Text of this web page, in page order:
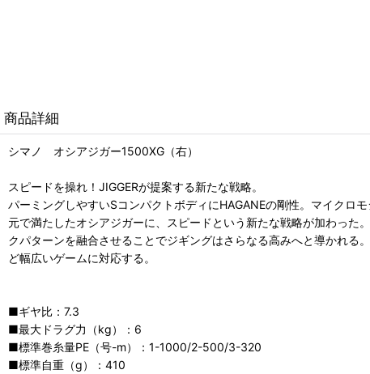
商品詳細
シマノ オシアジガー1500XG（右）
スピードを操れ！JIGGERが提案する新たな戦略。
パーミングしやすいSコンパクトボディにHAGANEの剛性。マイクロ
元で満たしたオシアジガーに、スピードという新たな戦略が加わっ
クパターンを融合させることでジギングはさらなる高みへと導かれ
ど幅広いゲームに対応する。
■ギヤ比：7.3
■最大ドラグ力（kg）：6
■標準巻糸量PE（号-m）：1-1000/2-500/3-320
■標準自重（g）：410